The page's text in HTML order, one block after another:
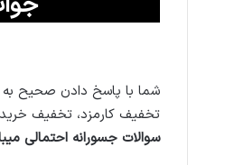
شما با پاسخ دادن صحیح به
تخفیف کارمزد، تخفیف
سوالات جسورانه احتمالی میباشد بدین